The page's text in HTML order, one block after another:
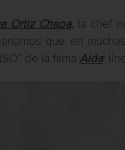
Ortiz Chapa, la chef
que en
de la firma Aida: